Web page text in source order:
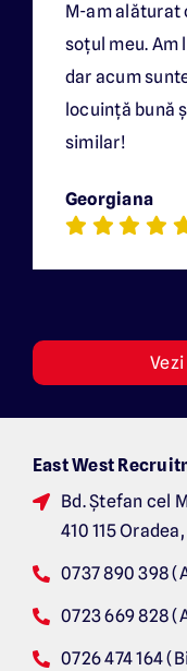
M-am alăturat
soțul meu.
dar acum
locuință bună
similar!
Georgiana
East West
Bd. Ștefan cel
410 115
0737 890 398
0723 669 828
0726 474 164